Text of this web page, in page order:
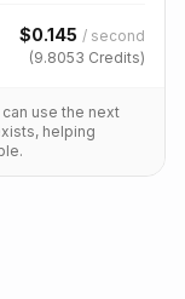
$0.145 / second
(9.8053 Credits)
use the next
helping